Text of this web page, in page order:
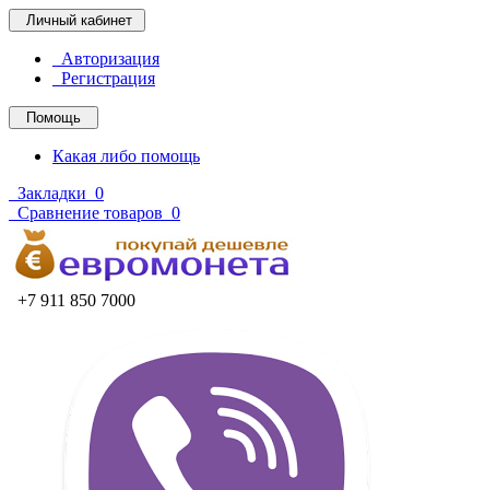
Личный кабинет
Авторизация
Регистрация
Помощь
Какая либо помощь
Закладки 0
Сравнение товаров 0
+7 911 850 7000